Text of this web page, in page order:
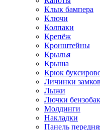
Клык бампера
Ключи
Колпаки
Крепёж
Кронштейны
Крылья
Крыша
Крюк
Личинки замков
Лыжи
Лючки
Молдинги
Накладки
Панель